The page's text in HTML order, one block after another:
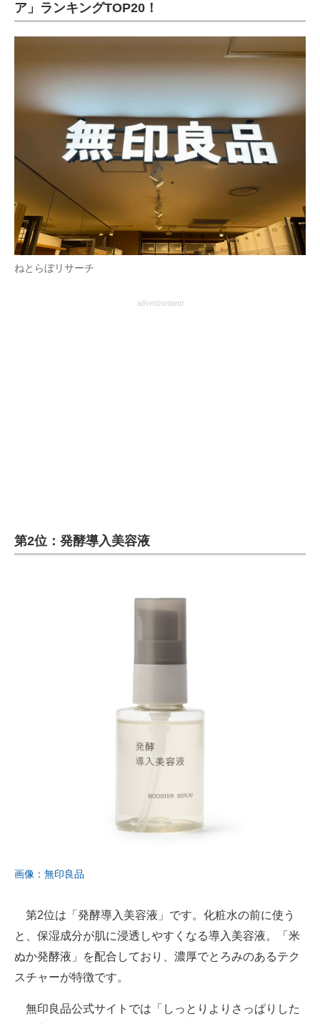
ア」ランキングTOP20！
ねとらぼリサーチ
advertisement
第2位：発酵導入美容液
画像：無印良品
第2位は「発酵導入美容液」です。化粧水の前に使う
と、保湿成分が肌に浸透しやすくなる導入美容液。「米
ぬか発酵液」を配合しており、濃厚でとろみのあるテク
スチャーが特徴です。
無印良品公式サイトでは「しっとりよりさっぱりした